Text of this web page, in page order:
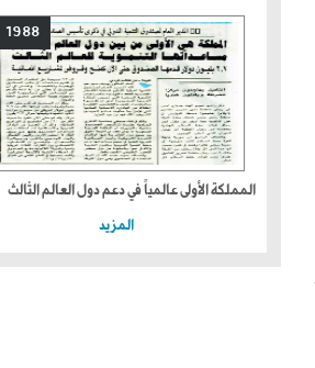
1988
المملكة الأولى عالمياً في دعم دول العالم الثالث
المزيد